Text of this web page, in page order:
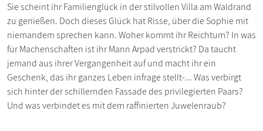
Sie scheint ihr Familienglück in der stilvollen Villa am Waldrand
zu genießen. Doch dieses Glück hat Risse, über die Sophie mit
niemandem sprechen kann. Woher kommt ihr Reichtum? In was
für Machenschaften ist ihr Mann Arpad verstrickt? Da taucht
jemand aus ihrer Vergangenheit auf und macht ihr ein
Geschenk, das ihr ganzes Leben infrage stellt-... Was verbirgt
sich hinter der schillernden Fassade des privilegierten Paars?
Und was verbindet es mit dem raffinierten Juwelenraub?